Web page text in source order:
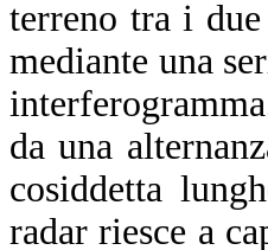
terreno tra i due
mediante una
da una
cosiddetta
radar riesce a